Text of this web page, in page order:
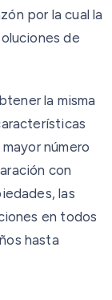
por la cual la
de
la misma
número
con
las
en todos
hasta